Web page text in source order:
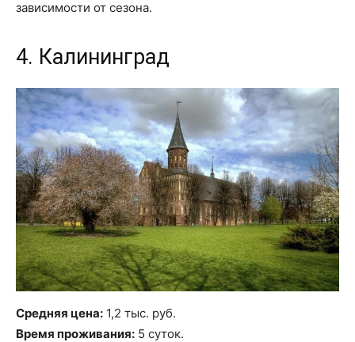
зависимости от сезона.
4. Калининград
Средняя цена: 1,2 тыс. руб.
Время проживания: 5 суток.